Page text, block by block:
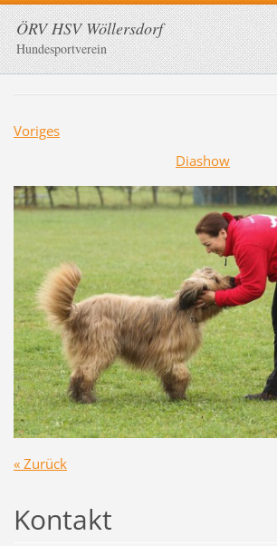
ÖRV HSV Wöllersdorf
Hundesportverein
Voriges
Diashow
« Zurück
Kontakt